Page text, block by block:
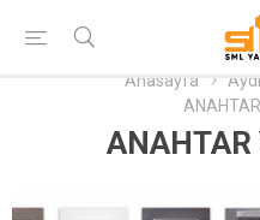
Anasayfa
ANAHTAR